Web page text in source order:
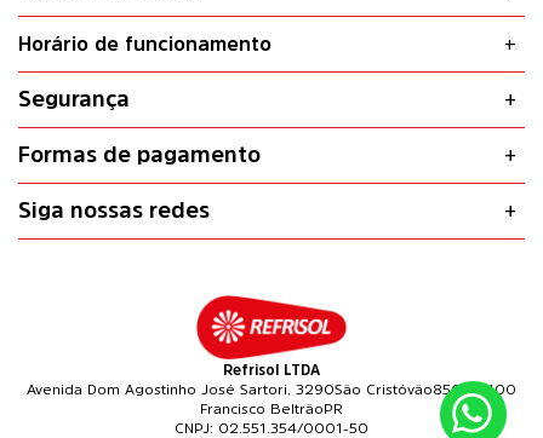
Horário de funcionamento
Segurança
Formas de pagamento
Siga nossas redes
Refrisol LTDA
Avenida Dom Agostinho José Sartori, 3290São Cristóvão85601-400
Francisco BeltrãoPR
02.551.354/0001-50